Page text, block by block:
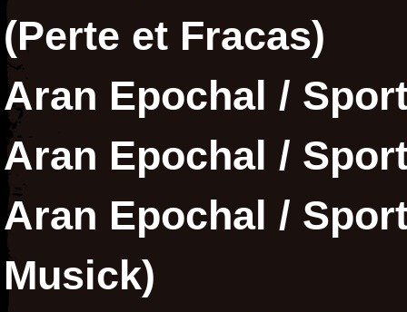
(Perte et Fracas)
Aran Epochal /
Aran Epochal /
Aran Epochal /
Musick)